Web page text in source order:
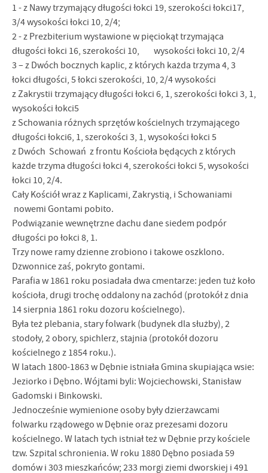
1 - z Nawy trzymający długości łokci 19, szerokości łokci17,
3/4 wysokości łokci 10, 2/4;
2 - z Prezbiterium wystawione w pięciokąt trzymająca
długości łokci 16, szerokości 10, wysokości łokci 10, 2/4
3 – z Dwóch bocznych kaplic, z których każda trzyma 4, 3
łokci długości, 5 łokci szerokości, 10, 2/4 wysokości
z Zakrystii trzymający długości łokci 6, 1, szerokości łokci 3, 1,
wysokości łokci5
z Schowania różnych sprzętów kościelnych trzymającego
długości łokci6, 1, szerokości 3, 1, wysokości łokci 5
z Dwóch Schowań z frontu Kościoła będących z których
każde trzyma długości łokci 4, szerokości łokci 5, wysokości
łokci 10, 2/4.
Cały Kościół wraz z Kaplicami, Zakrystią, i Schowaniami
nowemi Gontami pobito.
Podwiązanie wewnętrzne dachu dane siedem podpór
długości po łokci 8, 1.
Trzy nowe ramy dzienne zrobiono i takowe oszklono.
Dzwonnice zaś, pokryto gontami.
Parafia w 1861 roku posiadała dwa cmentarze: jeden tuż koło
kościoła, drugi trochę oddalony na zachód (protokół z dnia
14 sierpnia 1861 roku dozoru kościelnego).
Była też plebania, stary folwark (budynek dla służby), 2
stodoły, 2 obory, spichlerz, stajnia (protokół dozoru
kościelnego z 1854 roku.).
W latach 1800-1863 w Dębnie istniała Gmina skupiająca wsie:
Jeziorko i Dębno. Wójtami byli: Wojciechowski, Stanisław
Gadomski i Binkowski.
Jednocześnie wymienione osoby były dzierżawcami
folwarku rządowego w Dębnie oraz prezesami dozoru
kościelnego. W latach tych istniał też w Dębnie przy kościele
tzw. Szpital schronienia. W roku 1880 Dębno posiada 59
domów i 303 mieszkańców; 233 morgi ziemi dworskiej i 491